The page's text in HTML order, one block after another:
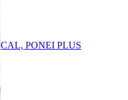
CAL, PONEI PLUS